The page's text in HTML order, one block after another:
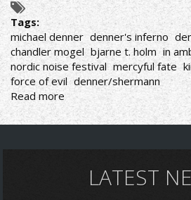
Tags:
michael denner denner's inferno
chandler mogel bjarne t. holm in
nordic noise festival mercyful fate
force of evil denner/shermann
Read more about
DENNER'S
INFERNO:
LATEST